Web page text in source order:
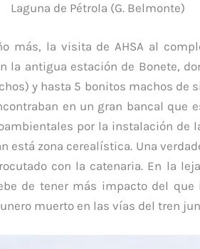
Laguna de Pétrola (G. Belmonte)
más, la visita de AHSA al
la antigua estación de Bonete,
y hasta 5 bonitos machos de
en un gran bancal que
por la instalación de
está zona cerealística. Una
con la catenaria. En la
de tener más impacto del
muerto en las vías del tren